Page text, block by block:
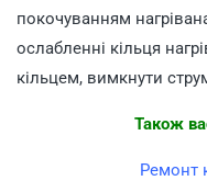
покочуванням
ослабленні кільця
кільцем, вимкнути
Також
Ремонт